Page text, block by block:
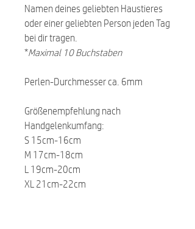
Namen deines geliebten Haustieres
oder einer geliebten Person jeden Tag
bei dir tragen.
*Maximal 10 Buchstaben
Perlen-Durchmesser ca. 6mm
Größenempfehlung nach
Handgelenkumfang:
S 15cm-16cm
M 17cm-18cm
L 19cm-20cm
XL 21cm-22cm